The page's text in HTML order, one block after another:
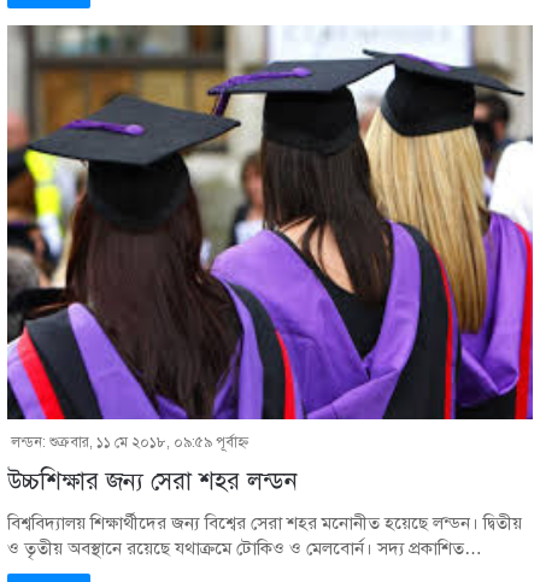
লন্ডন: শুক্রবার, ১১ মে ২০১৮, ০৯:৫৯ পূর্বাহ্ণ
উচ্চশিক্ষার জন্য সেরা শহর লন্ডন
বিশ্ববিদ্যালয় শিক্ষার্থীদের জন্য বিশ্বের সেরা শহর মনোনীত হয়েছে লন্ডন। দ্বিতীয়
ও তৃতীয় অবস্থানে রয়েছে যথাক্রমে টোকিও ও মেলবোর্ন। সদ্য প্রকাশিত…